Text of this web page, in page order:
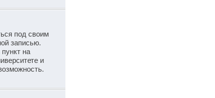
под своим
записью.
на
и